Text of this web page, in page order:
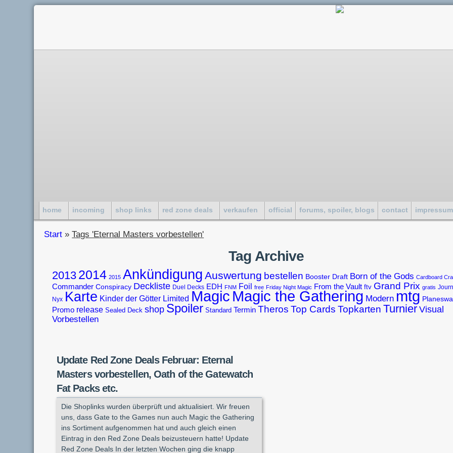
home incoming shop links red zone deals verkaufen official forums, spoiler, blogs contact impressum
Start »Tags 'Eternal Masters vorbestellen'
Tag Archive
2013 2014 2015 Ankündigung Auswertung bestellen Booster Draft Born of the Gods Cardboard
Commander Conspiracy Deckliste Duel Decks EDH FNM Foil free Friday Night Magic From the Vault ftv Grand Prix gratis
Nyx Karte Kinder der Götter Limited Magic Magic the Gathering Modern mtg
Promo release Sealed Deck shop Spoiler Standard Termin Theros Top Cards Topkarten Turnier Visual
Vorbestellen
Update Red Zone Deals Februar: Eternal
Masters vorbestellen, Oath of the Gatewatch
Fat Packs etc.
Die Shoplinks wurden überprüft und aktualisiert. Wir freuen
uns, dass Gate to the Games nun auch Magic the Gathering
ins Sortiment aufgenommen hat und auch gleich einen
Eintrag in den Red Zone Deals beizusteuern hatte! Update
Red Zone Deals In der letzten Wochen ging die knapp